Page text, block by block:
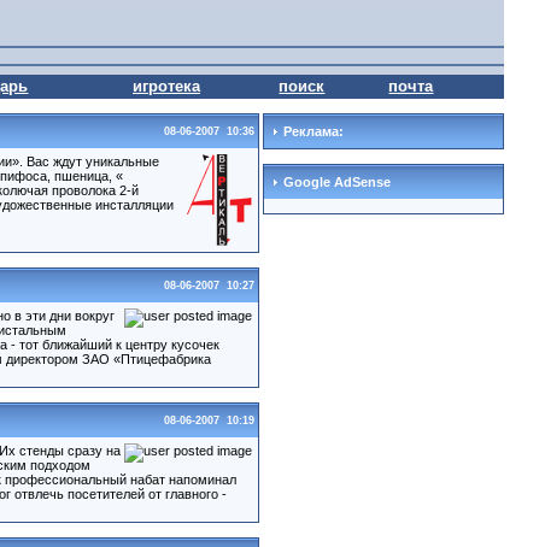
игротека поиск почта
08-06-2007 10:36
Вас ждут уникальные
пифоса, пшеница, «
проволока 2-й
инсталляции
08-06-2007 10:27
в эти дни вокруг
тот ближайший к центру кусочек
директором ЗАО «Птицефабрика
08-06-2007 10:19
стенды сразу на
подходом
профессиональный набат напоминал
посетителей от главного -
Реклама:
Google AdSense